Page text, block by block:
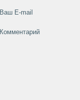
Ваш E-mail
Комментарий